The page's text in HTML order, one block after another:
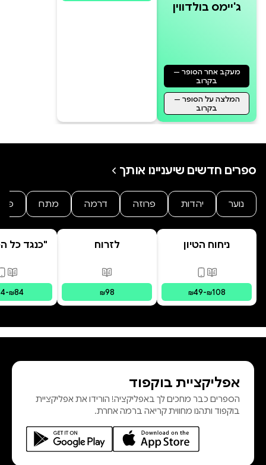
ג'יימס בולדווין
מעקב אחר הסופר —
בקרוב
המלצה על הסופר —
בקרוב
ספרים חדשים שיעניינו אותך
נוער יהדות פרוזה דרמה מתח
ניחוח הטיון
פורמטים זמינים מודפס, דיגיטלי
₪49-₪108
לזרוח
פורמטים זמינים
מודפס
₪98
"כנגד כל
-₪84
אפליקציית בוקפוד
הספרים כבר מחכים לך באפליקציה! הורידו את אפליקציית
בוקפוד ותהנו מחווית קריאה ברמה אחרת.